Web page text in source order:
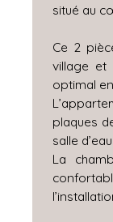
situé au
Ce 2
village et
optimal
plaques
salle
La